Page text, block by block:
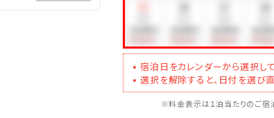
宿泊日をカレンダーから選択し
選択を解除すると、日付を選び
※料金表示は１泊当たりのご宿